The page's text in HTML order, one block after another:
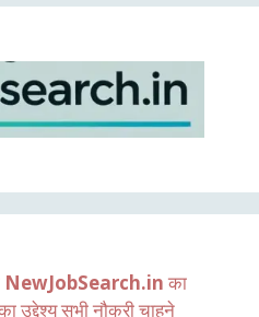
NewJobSearch.in का
उद्देश्य सभी नौकरी चाहने